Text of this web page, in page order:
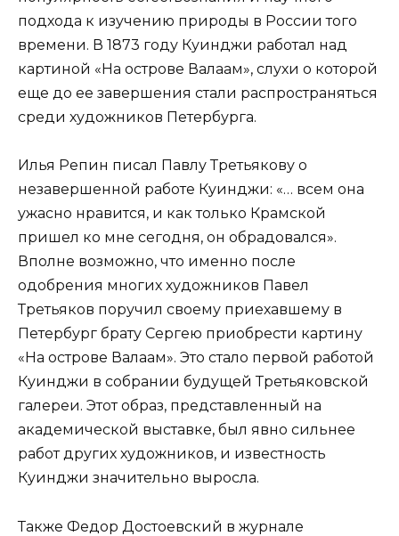
подхода к изучению природы в России того
времени. В 1873 году Куинджи работал над
картиной «На острове Валаам», слухи о которой
еще до ее завершения стали распространяться
среди художников Петербурга.
Илья Репин писал Павлу Третьякову о
незавершенной работе Куинджи: «… всем она
ужасно нравится, и как только Крамской
пришел ко мне сегодня, он обрадовался».
Вполне возможно, что именно после
одобрения многих художников Павел
Третьяков поручил своему приехавшему в
Петербург брату Сергею приобрести картину
«На острове Валаам». Это стало первой работой
Куинджи в собрании будущей Третьяковской
галереи. Этот образ, представленный на
академической выставке, был явно сильнее
работ других художников, и известность
Куинджи значительно выросла.
Также Федор Достоевский в журнале